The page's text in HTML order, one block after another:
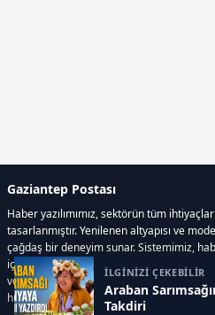
İLGİNİZİ ÇEKEBİLİR
Araban
Takdiri
Gaziantep Postası
Haber yazılımımız, sektörün tüm
tasarlanmıştır. Yenilenen altyapısı ve
çağdaş bir deneyim sunar. Sistemimiz,
içerir. Siz içerik üretmeye odaklanırken,
ve süreçlerinizi kolaylaştırır. Etkili
hızlı ve keyifle takip edebilir.